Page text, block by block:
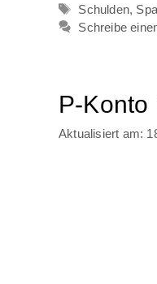
Schlagwörter
Schulden,
Schreibe
P-Konto